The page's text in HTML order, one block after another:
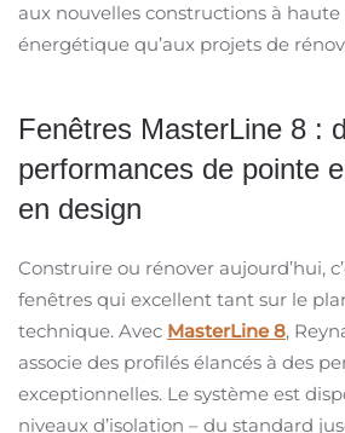
aux nouvelles constructions à
énergétique qu’aux projets de
Fenêtres MasterLine 8 :
performances de pointe
en design
Construire ou rénover aujourd’hui,
fenêtres qui excellent tant sur le
technique. Avec MasterLine 8,
associe des profilés élancés à des
exceptionnelles. Le système est
niveaux d’isolation – du standard